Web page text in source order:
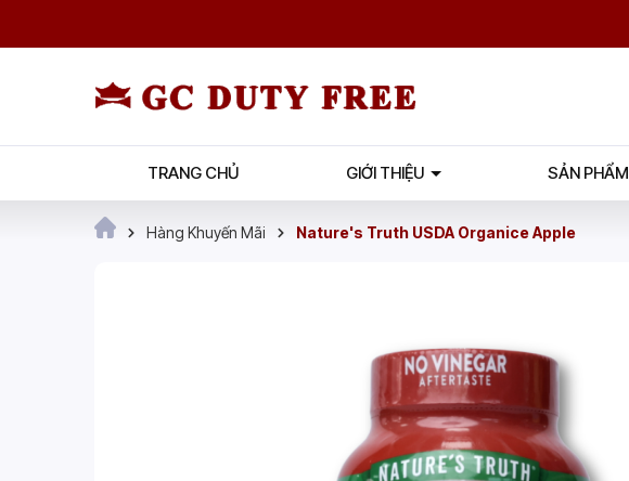
TRANG CHỦ GIỚI THIỆU SẢN PHẨM
Hàng Khuyến Mãi Nature's Truth USDA Organice Apple